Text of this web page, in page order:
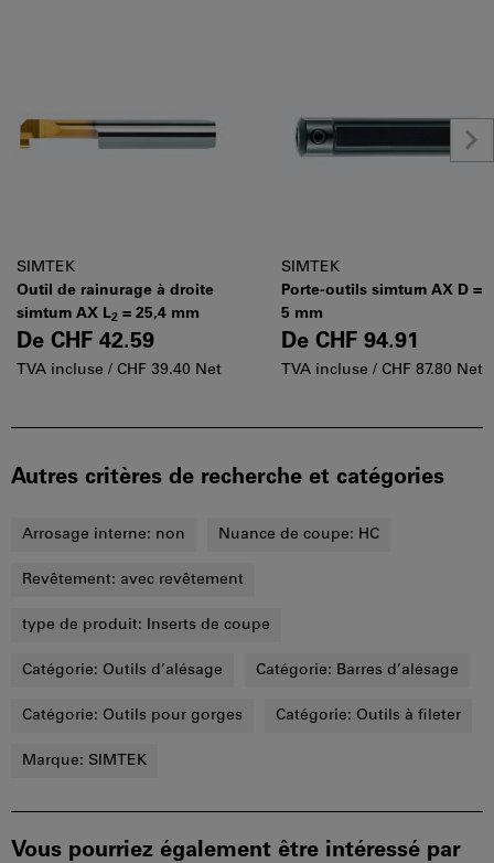
SIMTEK
Outil de rainurage à droite
simturn AX L2 = 25,4 mm
De CHF 42.59
TVA incluse / CHF 39.40 Net
SIMTEK
Porte-outils simturn AX D =
5 mm
De CHF 94.91
TVA incluse / CHF 87.80 Net
Autres critères de recherche et catégories
Arrosage interne: non Nuance de coupe: HC
Revêtement: avec revêtement
type de produit: Inserts de coupe
Catégorie: Outils d’alésage Catégorie: Barres d’alésage
Catégorie: Outils pour gorges Catégorie: Outils à fileter
Marque: SIMTEK
Vous pourriez également être intéressé par